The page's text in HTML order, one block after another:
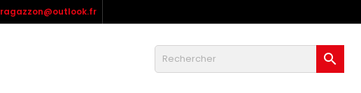
ragazzon@outlook.fr
